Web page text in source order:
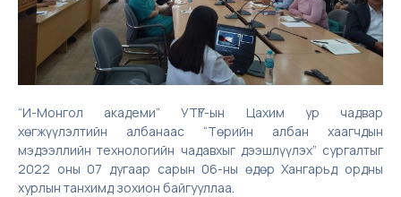
“И-Монгол академи” УТҮГ-ын Цахим ур чадвар
хөгжүүлэлтийн албанаас “Төрийн албан хаагчдын
мэдээллийн технологийн чадавхыг дээшлүүлэх” сургалтыг
2022 оны 07 дугаар сарын 06-ны өдөр Хангарьд ордны
хурлын танхимд зохион байгууллаа.